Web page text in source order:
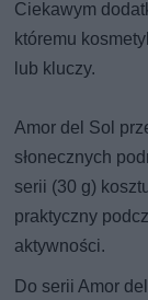
Ciekawym
któremu
lub kluczy.
Amor del Sol
słonecznych
serii (30 g)
praktyczny
aktywności.
Do serii Amor